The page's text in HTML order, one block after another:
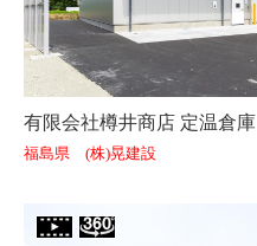
有限会社樽井商店 定温倉庫
福島県 (株)晃建設